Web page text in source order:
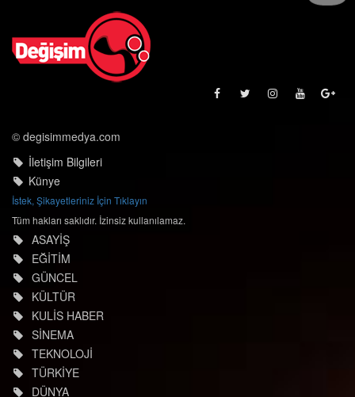
© degisimmedya.com
İletişim Bilgileri
Künye
İstek, Şikayetleriniz İçin Tıklayın
Tüm hakları saklıdır. İzinsiz kullanılamaz.
ASAYİŞ
EĞİTİM
GÜNCEL
KÜLTÜR
KULİS HABER
SİNEMA
TEKNOLOJİ
TÜRKİYE
DÜNYA